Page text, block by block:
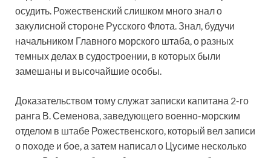
осудить. Рожественский слишком много знал о
закулисной стороне Русского Флота. Знал, будучи
начальником Главного морского штаба, о разных
темных делах в судостроении, в которых были
замешаны и высочайшие особы.
Доказательством тому служат записки капитана 2-го
ранга В. Семенова, заведующего военно-морским
отделом в штабе Рожественского, который вел записи
о походе и бое, а затем написал о Цусиме несколько